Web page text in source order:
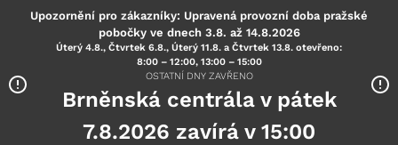
Upozornění pro zákazníky: Upravená provozní doba pražské
pobočky ve dnech 3.8. až 14.8.2026
Úterý 4.8., Čtvrtek 6.8., Úterý 11.8. a Čtvrtek 13.8. otevřeno:
8:00 – 12:00, 13:00 – 15:00
OSTATNÍ DNY ZAVŘENO
Brněnská centrála v pátek
7.8.2026 zavírá v 15:00